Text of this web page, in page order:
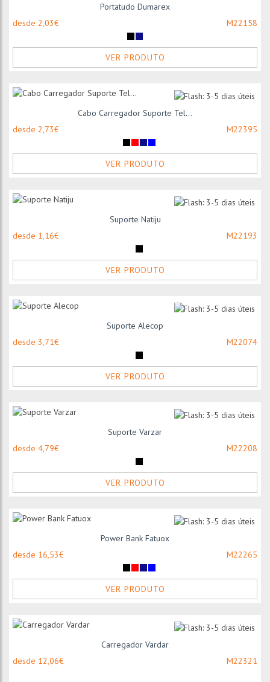
Portatudo Dumarex
desde 2,03€
M22158
VER PRODUTO
Cabo Carregador Suporte Tel...
desde 2,73€
M22395
VER PRODUTO
Suporte Natiju
desde 1,16€
M22193
VER PRODUTO
Suporte Alecop
desde 3,71€
M22074
VER PRODUTO
Suporte Varzar
desde 4,79€
M22208
VER PRODUTO
Power Bank Fatuox
desde 16,53€
M22265
VER PRODUTO
Carregador Vardar
desde 12,06€
M22321